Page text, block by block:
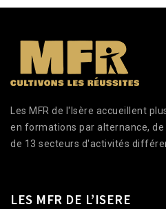
Les MFR de l'Isère accueillent
en formations par alternance, de
de 13 secteurs d'activités
LES MFR DE L’ISERE